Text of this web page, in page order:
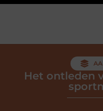
Het ontleden